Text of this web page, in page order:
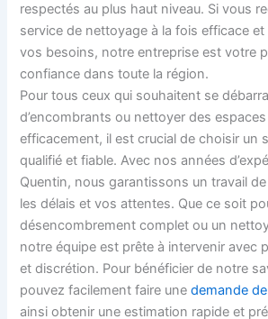
respectés au plus haut niveau. Si vous
service de nettoyage à la fois efficace
vos besoins, notre entreprise est votre
confiance dans toute la région.
Pour tous ceux qui souhaitent se
d’encombrants ou nettoyer des
efficacement, il est crucial de choisir un
qualifié et fiable. Avec nos années
Quentin, nous garantissons un travail
les délais et vos attentes. Que ce soit
désencombrement complet ou un
notre équipe est prête à intervenir avec
et discrétion. Pour bénéficier de notre
pouvez facilement faire unedemande
ainsi obtenir une estimation rapide et